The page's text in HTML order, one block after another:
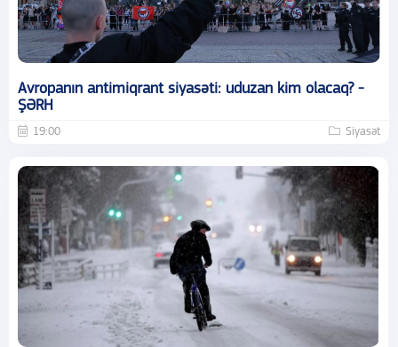
Avropanın antimiqrant siyasəti: uduzan kim olacaq? -
ŞƏRH
19:00 Siyasət